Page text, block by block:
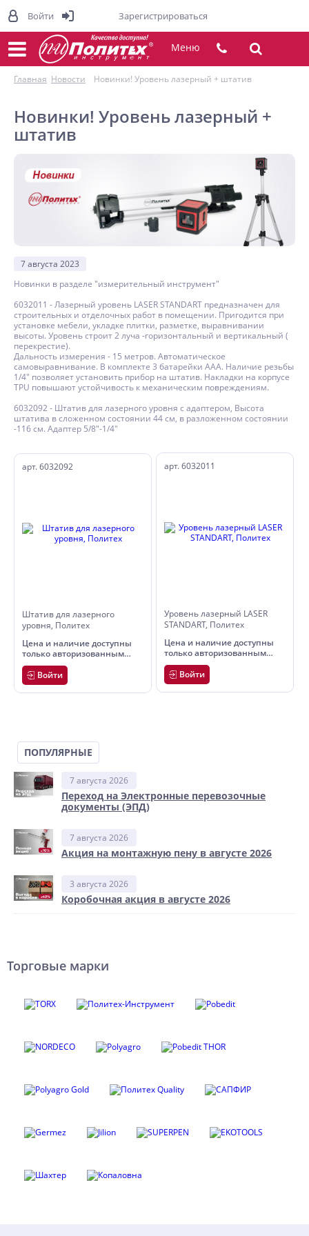
Меню
Главная Новости Новинки! Уровень лазерный + штатив
Новинки! Уровень лазерный +
штатив
7 августа 2023
Новинки в разделе "измерительный инструмент"
6032011 - Лазерный уровень LASER STANDART предназначен для
строительных и отделочных работ в помещении. Пригодится при
установке мебели, укладке плитки, разметке, выравнивании
высоты. Уровень строит 2 луча -горизонтальный и вертикальный (
перекрестие).
Дальность измерения - 15 метров. Автоматическое
самовыравнивание. В комплекте 3 батарейки ААА. Наличие резьбы
1/4" позволяет установить прибор на штатив. Накладки на корпусе
TPU повышают устойчивость к механическим повреждениям.
6032092 - Штатив для лазерного уровня с адаптером, Высота
штатива в сложенном состоянии 44 см, в разложенном состоянии
-116 см. Адаптер 5/8"-1/4"
арт. 6032092
Штатив для лазерного
уровня, Политех
Цена и наличие доступны
только авторизованным
пользователям
Войти
арт. 6032011
Уровень лазерный LASER
STANDART, Политех
Цена и наличие доступны
только авторизованным
пользователям
Войти
ПОПУЛЯРНЫЕ
7 августа 2026
Переход на Электронные перевозочные
документы (ЭПД)
7 августа 2026
Акция на монтажную пену в августе 2026
3 августа 2026
Коробочная акция в августе 2026
Торговые марки
Войти Зарегистрироваться